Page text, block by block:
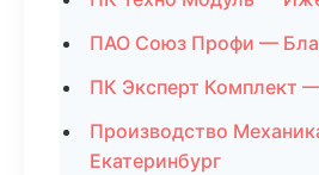
ПАО Союз Профи —
ПК Эксперт Комплект
Производство
Екатеринбург